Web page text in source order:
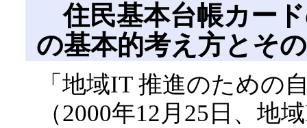
住民基本台帳カー
の基本的考え方と
「地域IT 推進のための
（2000年12月25日、地